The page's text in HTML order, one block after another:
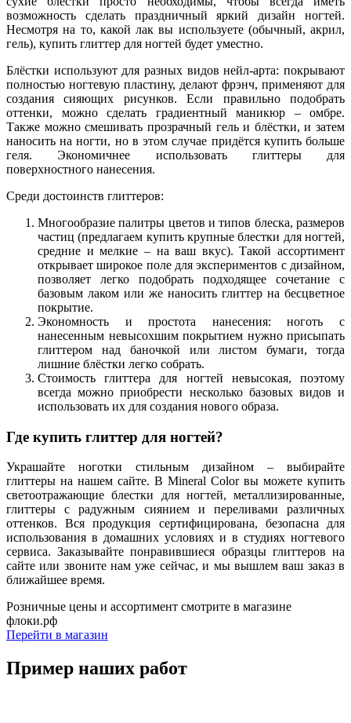
возможность сделать праздничный яркий дизайн ногтей.
Несмотря на то, какой лак вы используете (обычный, акрил,
гель), купить глиттер для ногтей будет уместно.
Блёстки используют для разных видов нейл-арта: покрывают
полностью ногтевую пластину, делают фрэнч, применяют для
создания сияющих рисунков. Если правильно подобрать
оттенки, можно сделать градиентный маникюр – омбре.
Также можно смешивать прозрачный гель и блёстки, и затем
наносить на ногти, но в этом случае придётся купить больше
геля. Экономичнее использовать глиттеры для
поверхностного нанесения.
Среди достоинств глиттеров:
Многообразие палитры цветов и типов блеска, размеров
частиц (предлагаем купить крупные блестки для ногтей,
средние и мелкие – на ваш вкус). Такой ассортимент
открывает широкое поле для экспериментов с дизайном,
позволяет легко подобрать подходящее сочетание с
базовым лаком или же наносить глиттер на бесцветное
покрытие.
Экономность и простота нанесения: ноготь с
нанесенным невысохшим покрытием нужно присыпать
глиттером над баночкой или листом бумаги, тогда
лишние блёстки легко собрать.
Стоимость глиттера для ногтей невысокая, поэтому
всегда можно приобрести несколько базовых видов и
использовать их для создания нового образа.
Где купить глиттер для ногтей?
Украшайте ноготки стильным дизайном – выбирайте
глиттеры на нашем сайте. В Mineral Color вы можете купить
светоотражающие блестки для ногтей, металлизированные,
глиттеры с радужным сиянием и переливами различных
оттенков. Вся продукция сертифицирована, безопасна для
использования в домашних условиях и в студиях ногтевого
сервиса. Заказывайте понравившиеся образцы глиттеров на
сайте или звоните нам уже сейчас, и мы вышлем ваш заказ в
ближайшее время.
Розничные цены и ассортимент смотрите в магазине
флоки.рф
Перейти в магазин
Пример наших работ